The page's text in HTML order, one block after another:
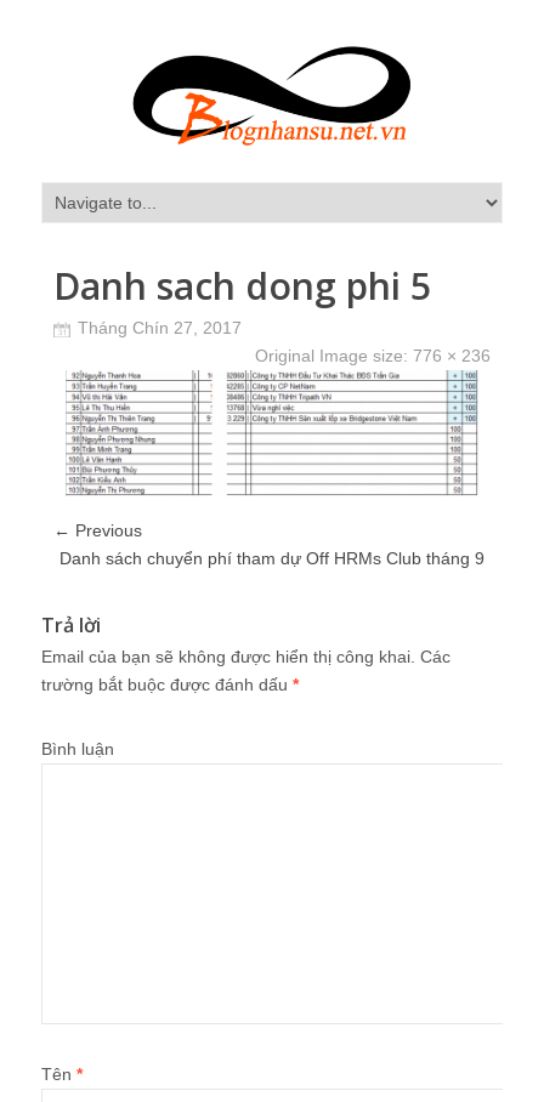
Danh sach dong phi 5
Tháng Chín 27, 2017
Original Image size: 776 × 236
← Previous
Danh sách chuyển phí tham dự Off HRMs Club tháng 9
Trả lời
Email của bạn sẽ không được hiển thị công khai. Các
trường bắt buộc được đánh dấu *
Bình luận
Tên *